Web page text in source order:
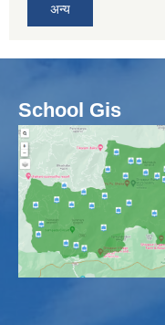
अन्य
School Gis